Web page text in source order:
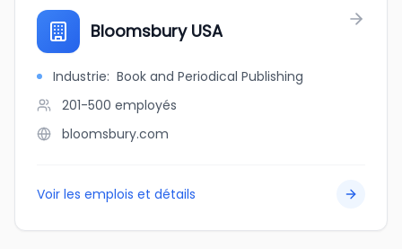
Bloomsbury USA
Industrie: Book and Periodical Publishing
201-500 employés
bloomsbury.com
Voir les emplois et détails